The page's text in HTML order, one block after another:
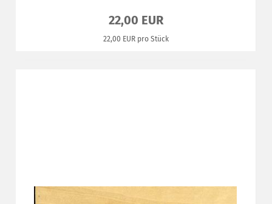
22,00 EUR
22,00 EUR pro Stück